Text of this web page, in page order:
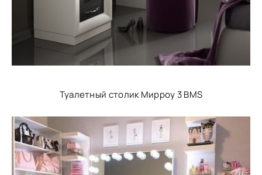
Туалетный столик Мирроу 3 BMS